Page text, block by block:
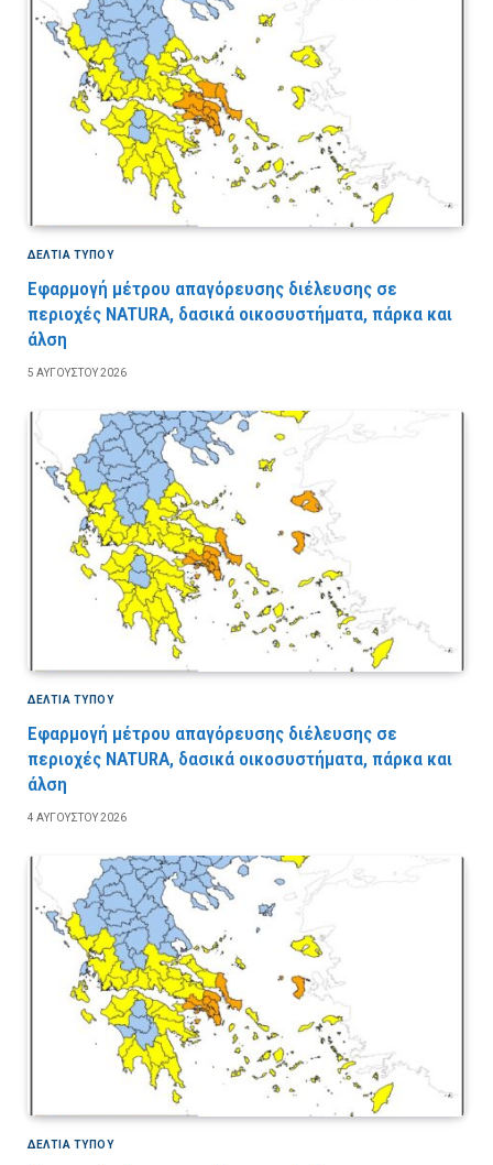
ΔΕΛΤΙΑ ΤΥΠΟΥ
Εφαρμογή μέτρου απαγόρευσης διέλευσης σε
περιοχές NATURA, δασικά οικοσυστήματα, πάρκα και
άλση
5 ΑΥΓΟΎΣΤΟΥ 2026
ΔΕΛΤΙΑ ΤΥΠΟΥ
Εφαρμογή μέτρου απαγόρευσης διέλευσης σε
περιοχές NATURA, δασικά οικοσυστήματα, πάρκα και
άλση
4 ΑΥΓΟΎΣΤΟΥ 2026
ΔΕΛΤΙΑ ΤΥΠΟΥ